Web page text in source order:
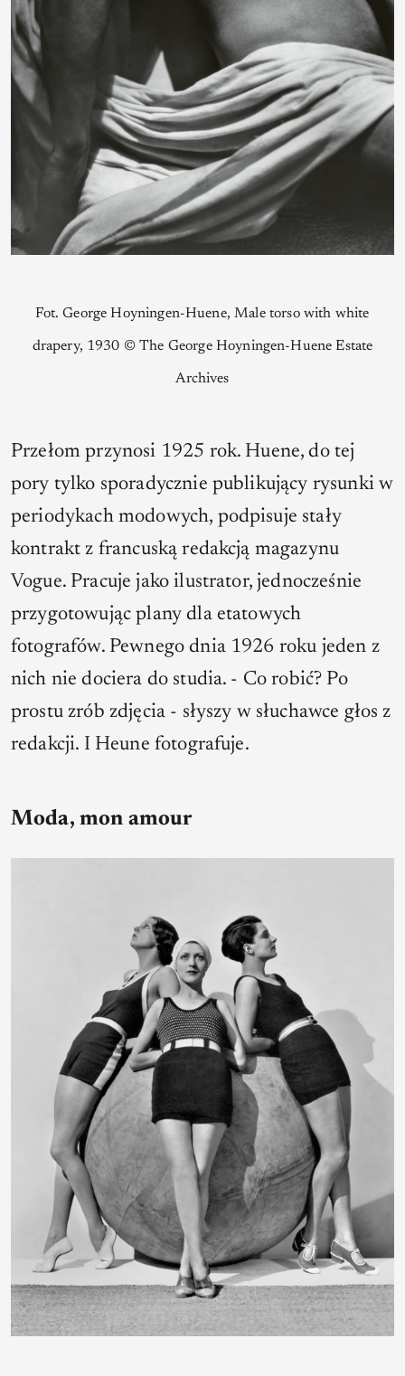
Fot. George Hoyningen-Huene, Male torso with white
drapery, 1930 © The George Hoyningen-Huene Estate
Archives
Przełom przynosi 1925 rok. Huene, do tej
pory tylko sporadycznie publikujący rysunki w
periodykach modowych, podpisuje stały
kontrakt z francuską redakcją magazynu
Vogue. Pracuje jako ilustrator, jednocześnie
przygotowując plany dla etatowych
fotografów. Pewnego dnia 1926 roku jeden z
nich nie dociera do studia. - Co robić? Po
prostu zrób zdjęcia - słyszy w słuchawce głos z
redakcji. I Heune fotografuje.
Moda, mon amour